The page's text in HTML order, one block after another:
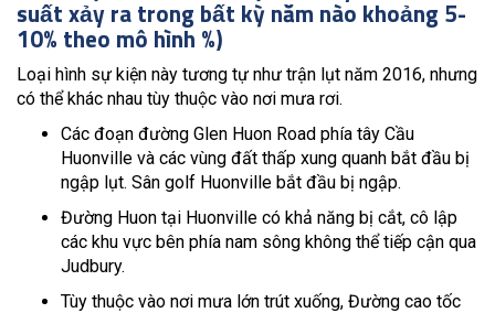
suất xảy ra trong bất kỳ năm nào khoảng 5-
10% theo mô hình %)
Loại hình sự kiện này tương tự như trận lụt năm 2016, nhưng
có thể khác nhau tùy thuộc vào nơi mưa rơi.
Các đoạn đường Glen Huon Road phía tây Cầu
Huonville và các vùng đất thấp xung quanh bắt đầu bị
ngập lụt. Sân golf Huonville bắt đầu bị ngập.
Đường Huon tại Huonville có khả năng bị cắt, cô lập
các khu vực bên phía nam sông không thể tiếp cận qua
Judbury.
Tùy thuộc vào nơi mưa lớn trút xuống, Đường cao tốc